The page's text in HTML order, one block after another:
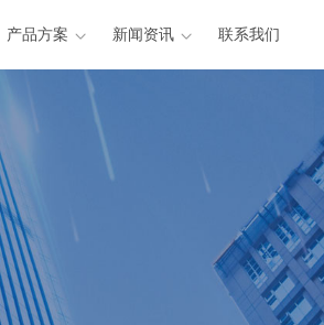
产品方案 新闻资讯 联系我们